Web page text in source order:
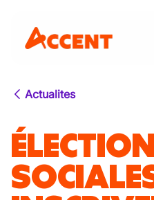
Actualites